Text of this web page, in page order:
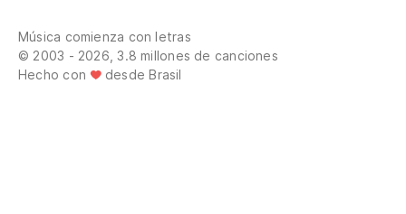
Música comienza con letras
© 2003 - 2026, 3.8 millones de canciones
Hecho con
desde Brasil